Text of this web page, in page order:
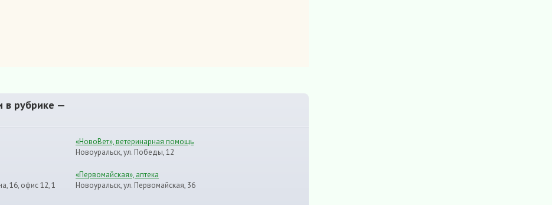
в рубрике —
«НовоВет», ветеринарная помощь
Новоуральск, ул. Победы, 12
16, офис 12, 1
«Первомайская», аптека
Новоуральск, ул. Первомайская, 36